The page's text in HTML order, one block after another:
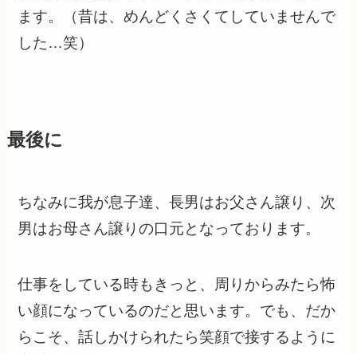
ます。（昔は、めんどくさくてしていませんで
した…笑）
最後に
ちなみに我が息子達、長男はお父さん譲り、次
男はお母さん譲りの口元となっております。
仕事をしている時もきっと、周りからみたら怖
い顔になっているのだと思います。でも、だか
らこそ、話しかけられたら笑顔で接するように